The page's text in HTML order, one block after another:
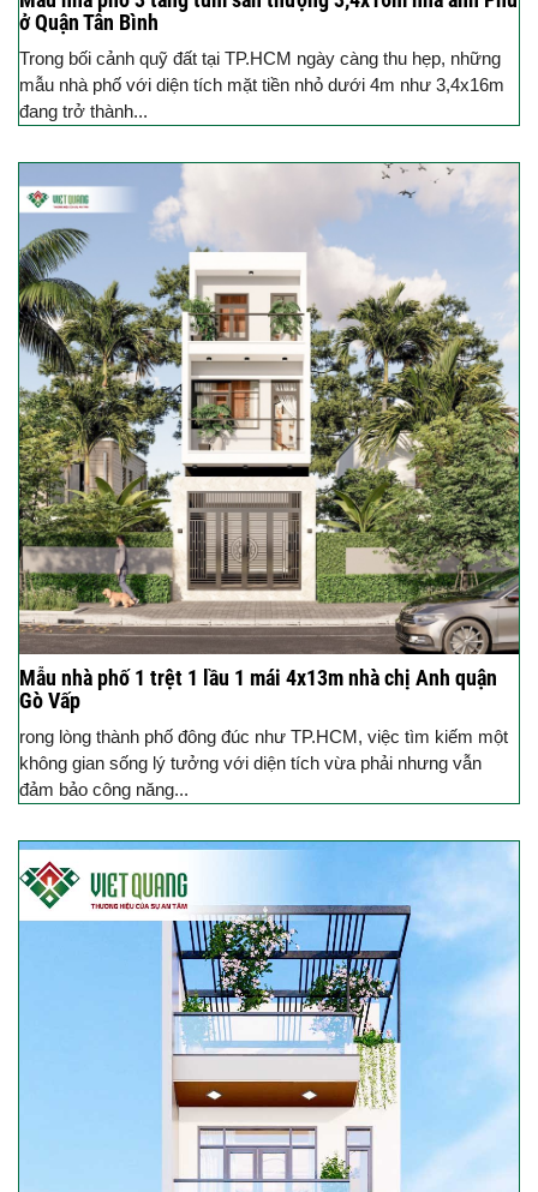
ở Quận Tân Bình
Trong bối cảnh quỹ đất tại TP.HCM ngày càng thu hẹp, những
mẫu nhà phố với diện tích mặt tiền nhỏ dưới 4m như 3,4x16m
đang trở thành...
Mẫu nhà phố 1 trệt 1 lầu 1 mái 4x13m nhà chị Anh quận
Gò Vấp
rong lòng thành phố đông đúc như TP.HCM, việc tìm kiếm một
không gian sống lý tưởng với diện tích vừa phải nhưng vẫn
đảm bảo công năng...